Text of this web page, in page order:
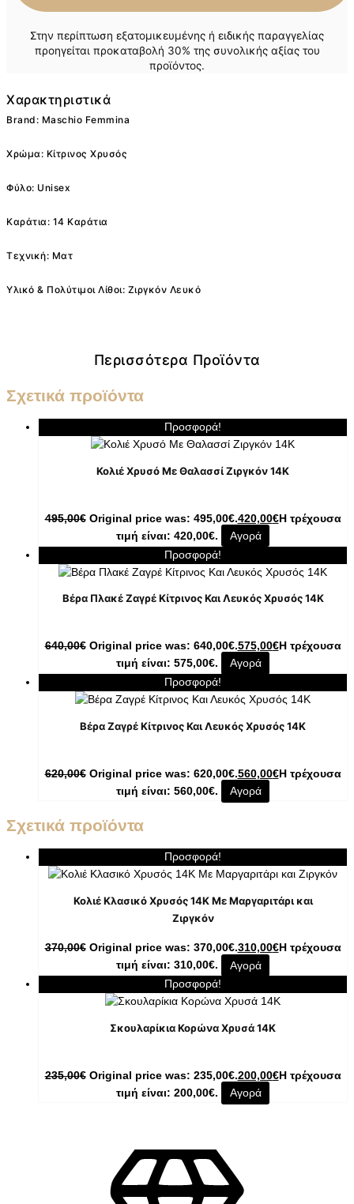
Στην περίπτωση εξατομικευμένης ή ειδικής παραγγελίας
προηγείται προκαταβολή 30% της συνολικής αξίας του
προϊόντος.
Χαρακτηριστικά
Brand: Maschio Femmina
Χρώμα: Κίτρινος Χρυσός
Φύλο: Unisex
Καράτια: 14 Καράτια
Τεχνική: Ματ
Υλικό & Πολύτιμοι Λίθοι: Ζιργκόν Λευκό
Περισσότερα Προϊόντα
Σχετικά προϊόντα
Προσφορά!
Κολιέ Χρυσό Με Θαλασσί Ζιργκόν 14K
495,00€ Original price was: 495,00€.420,00€Η τρέχουσα
τιμή είναι: 420,00€.
Αγορά
Προσφορά!
Βέρα Πλακέ Ζαγρέ Κίτρινος Και Λευκός Χρυσός 14Κ
640,00€ Original price was: 640,00€.575,00€Η τρέχουσα
τιμή είναι: 575,00€.
Αγορά
Προσφορά!
Βέρα Ζαγρέ Κίτρινος Και Λευκός Χρυσός 14Κ
620,00€ Original price was: 620,00€.560,00€Η τρέχουσα
τιμή είναι: 560,00€.
Αγορά
Σχετικά προϊόντα
Προσφορά!
Κολιέ Κλασικό Χρυσός 14K Με Μαργαριτάρι και
Ζιργκόν
370,00€ Original price was: 370,00€.310,00€Η τρέχουσα
τιμή είναι: 310,00€.
Αγορά
Προσφορά!
Σκουλαρίκια Κορώνα Χρυσά 14K
235,00€ Original price was: 235,00€.200,00€Η τρέχουσα
τιμή είναι: 200,00€.
Αγορά